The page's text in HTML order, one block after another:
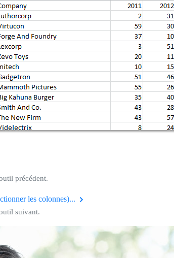
précédent.
les colonnes)...
suivant.